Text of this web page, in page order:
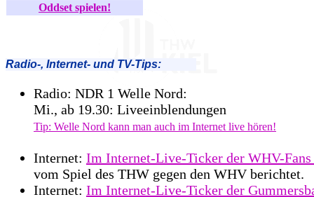
Oddset spielen!
Radio-, Internet- und TV-Tips:
Radio: NDR 1 Welle Nord:
Mi., ab 19.30: Liveeinblendungen
Tip: Welle Nord kann man auch im Internet live hören!
Internet: Im Internet-Live-Ticker der WHV-Fans
vom Spiel des THW gegen den WHV berichtet.
Internet: Im Internet-Live-Ticker der